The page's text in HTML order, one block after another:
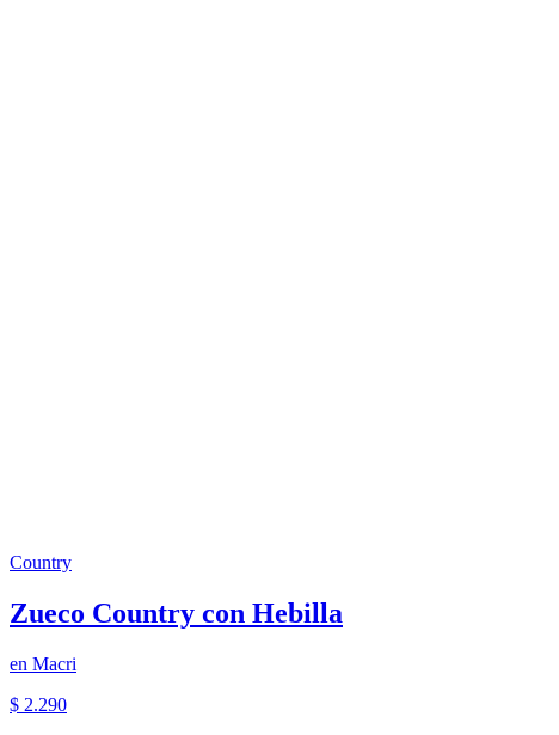
Country
Zueco Country con Hebilla
en Macri
$ 2.290